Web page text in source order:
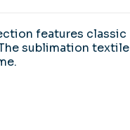
features classic
sublimation textile